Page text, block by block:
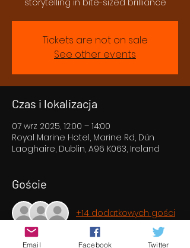
storytelling in bite-sized brilliance
Tickets are not on sale
See other events
Czas i lokalizacja
07 wrz 2025, 12:00 – 14:00
Royal Marine Hotel, Marine Rd, Dún
Laoghaire, Dublin, A96 K063, Ireland
Goście
+14 dodatkowych gości
Email Facebook Twitter